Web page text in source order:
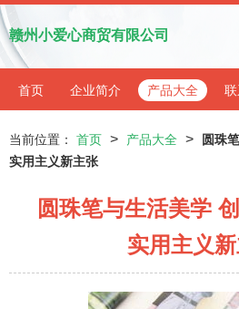
赣州小爱心商贸有限公司
首页 企业简介 产品大全
当前位置： 首页 > 产品大全 >
圆珠
实用主义新主张
圆珠笔与生活美学
实用主义